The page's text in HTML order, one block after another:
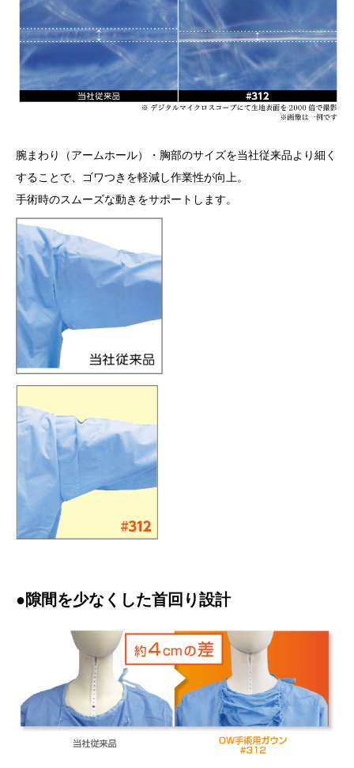
腕まわり（アームホール）・胸部のサイズを当社従来品より細く
することで、ゴワつきを軽減し作業性が向上。
手術時のスムーズな動きをサポートします。
●隙間を少なくした首回り設計